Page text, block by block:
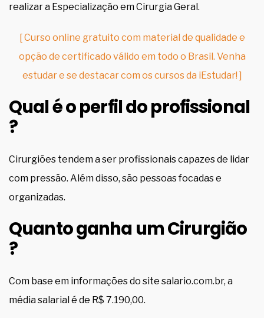
realizar a Especialização em Cirurgia Geral.
[ Curso online gratuito com material de qualidade e
opção de certificado válido em todo o Brasil. Venha
estudar e se destacar com os cursos da iEstudar! ]
Qual é o perfil do profissional
?
Cirurgiões tendem a ser profissionais capazes de lidar
com pressão. Além disso, são pessoas focadas e
organizadas.
Quanto ganha um Cirurgião
?
Com base em informações do site salario.com.br, a
média salarial é de R$ 7.190,00.